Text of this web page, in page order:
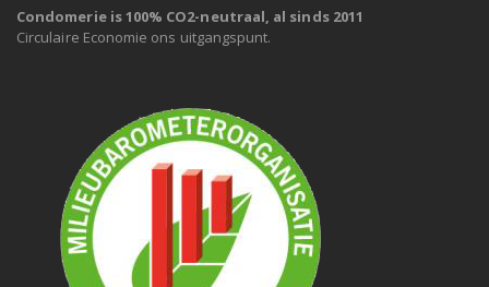
Condomerie is 100% CO2-neutraal, al sinds 2011
Circulaire Economie ons uitgangspunt.